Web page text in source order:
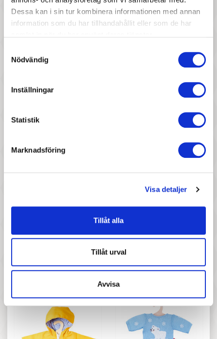
Dessa kan i sin tur kombinera informationen med annan
information som du har tillhandahållit eller som de har
Nödvändig
Inställningar
Statistik
Marknadsföring
Visa detaljer
Tillåt alla
Tillåt urval
Avvisa
napp, blå
napp, grön
(35-45 cm)
1 897 :-
byAstrup - Lyxig vintage
dockvagn, grå
367 :-
Djeco - Doll Baby Chair
357 :-
byAstrup - Stickad